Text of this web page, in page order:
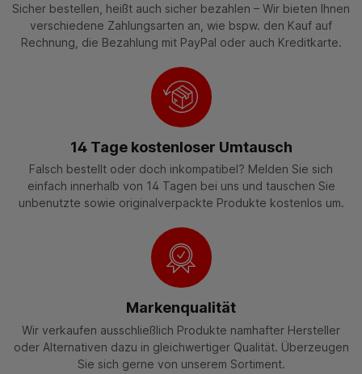
Sicher bestellen, heißt auch sicher bezahlen – Wir bieten Ihnen
verschiedene Zahlungsarten an, wie bspw. den Kauf auf
Rechnung, die Bezahlung mit PayPal oder auch Kreditkarte.
14 Tage kostenloser Umtausch
Falsch bestellt oder doch inkompatibel? Melden Sie sich
einfach innerhalb von 14 Tagen bei uns und tauschen Sie
unbenutzte sowie originalverpackte Produkte kostenlos um.
Markenqualität
Wir verkaufen ausschließlich Produkte namhafter Hersteller
oder Alternativen dazu in gleichwertiger Qualität. Überzeugen
Sie sich gerne von unserem Sortiment.